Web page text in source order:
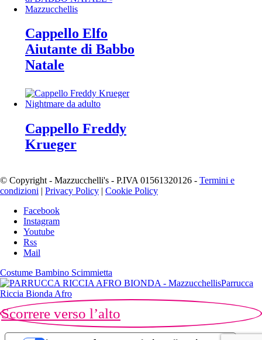
Cappello Elfo
Aiutante di Babbo
Natale
Cappello Freddy
Krueger
© Copyright - Mazzucchelli's - P.IVA 01561320126 - Termini e
condizioni | Privacy Policy | Cookie Policy
Facebook
Instagram
Youtube
Rss
Mail
Costume Bambino Scimmietta
Parrucca
Riccia Bionda Afro
Scorrere verso l’alto